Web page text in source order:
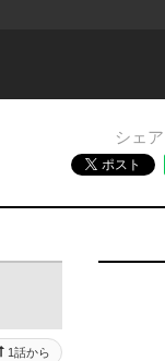
シェ
ポスト
1話から